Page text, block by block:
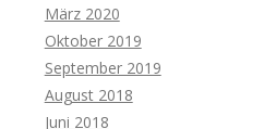
März 2020
Oktober 2019
September 2019
August 2018
Juni 2018